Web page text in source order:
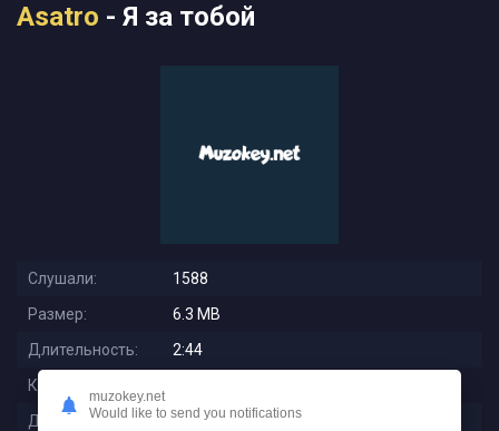
Asatro - Я за тобой
Слушали:
1588
Размер:
6.3 MB
Длительность:
2:44
Качество:
Дата релиза:
2023-05-22 11:52:48
muzokey.net
Would like to send you notifications